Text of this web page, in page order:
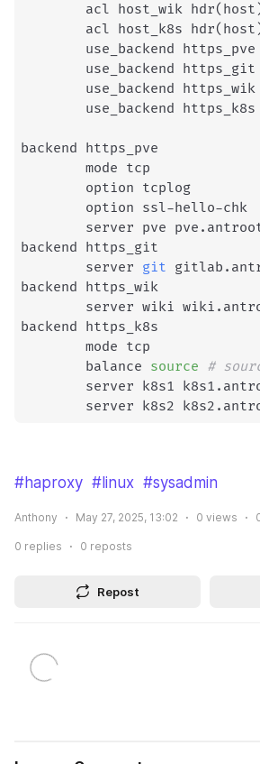
        acl host_wik hdr
( host
        acl host_k8s hdr
( host
        use_backend https_pve
        use_backend https_git
        use_backend https_wik
        use_backend https_k8s
backend https_pve
        mode tcp
        option tcplog
        option ssl-hello-chk
server pve
backend https_git
        server
git
backend https_wik
server wiki
backend https_k8s
        mode tcp
        balance
source
#
server k8s1
server k8s2
#haproxy #linux #sysadmin
Anthony May 27, 2025, 13:02 0 views
0 replies 0 reposts
Repost